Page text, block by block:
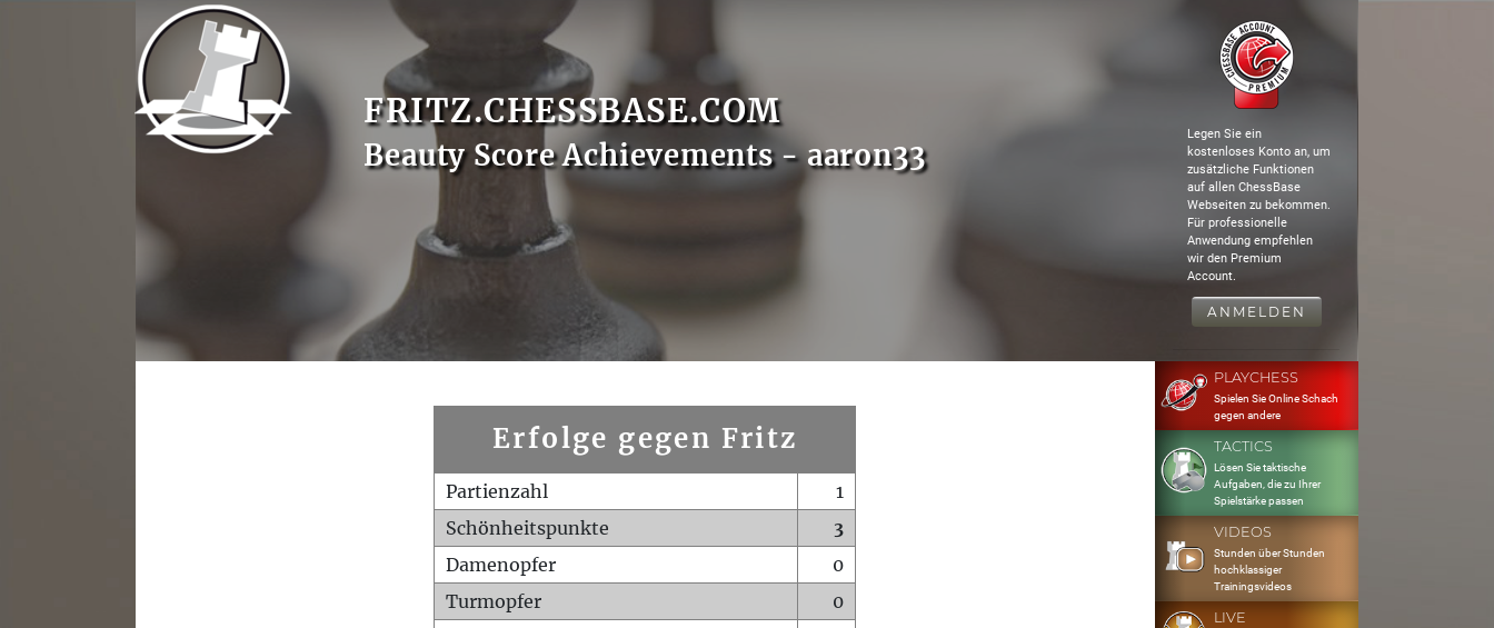
FRITZ.CHESSBASE.COM
Beauty Score Achievements - aaron33
Legen Sie ein
kostenloses Konto an, um
zusätzliche Funktionen
auf allen ChessBase
Webseiten zu bekommen.
Für professionelle
Anwendung empfehlen
wir den Premium
Account.
ANMELDEN
Erfolge gegen Fritz
Partienzahl
1
Schönheitspunkte
3
Damenopfer
0
Turmopfer
0
PLAYCHESS
Spielen Sie Online Schach
gegen andere
TACTICS
Lösen Sie taktische
Aufgaben, die zu Ihrer
Spielstärke passen
VIDEOS
Stunden über Stunden
hochklassiger
Trainingsvideos
LIVE